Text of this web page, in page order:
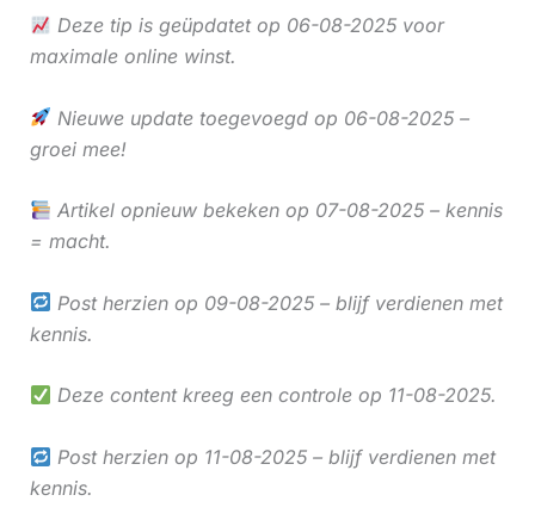
Deze tip is geüpdatet op 06-08-2025 voor
maximale online winst.
Nieuwe update toegevoegd op 06-08-2025 –
groei mee!
Artikel opnieuw bekeken op 07-08-2025 – kennis
= macht.
Post herzien op 09-08-2025 – blijf verdienen met
kennis.
Deze content kreeg een controle op 11-08-2025.
Post herzien op 11-08-2025 – blijf verdienen met
kennis.